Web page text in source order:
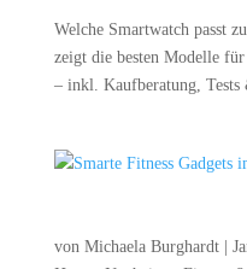
Wel­che Smart­watch passt
zeigt die bes­ten Model­le
– inkl. Kauf­be­ra­tung, Tests
von Michaela Burghardt|